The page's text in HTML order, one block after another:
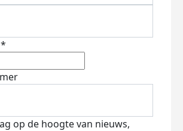
op de hoogte van nieuws,